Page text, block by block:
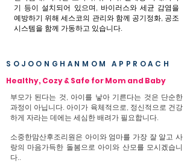
기 등이 설치되어 있으며, 바이러스와 세균 감염을
예방하기 위해 세스코의 관리와 함께 공기정화, 공조
시스템을 함께 가동하고 있습니다.
SOJOONGHANMOM APPROACH
Healthy, Cozy & Safe for Mom and Baby
부모가 된다는 것, 아이를 낳아 기른다는 것은 단순한
과정이 아닙니다. 아이가 육체적으로, 정신적으로 건강
하게 자라는 데에는 세심한 배려가 필요합니다.
소중한맘산후조리원은 아이와 엄마를 가장 잘 알고 사
랑의 마음가득한 돌봄으로 아이와 산모를 모시겠습니
다..